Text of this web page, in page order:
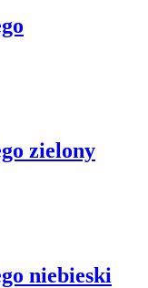
zielony
niebieski